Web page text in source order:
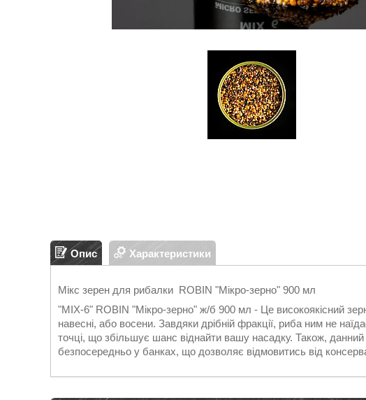
Опис Характеристики
Мікс зерен для рибалки ROBIN "Мікро-зерно" 900 мл
"MIX-6" ROBIN "Мікро-зерно" ж/б 900 мл - Це високоякісний
навесні, або восени. Завдяки дрібній фракції, риба ним не
точці, що збільшує шанс віднайти вашу насадку. Також,
безпосередньо у банках, що дозволяє відмовитись від